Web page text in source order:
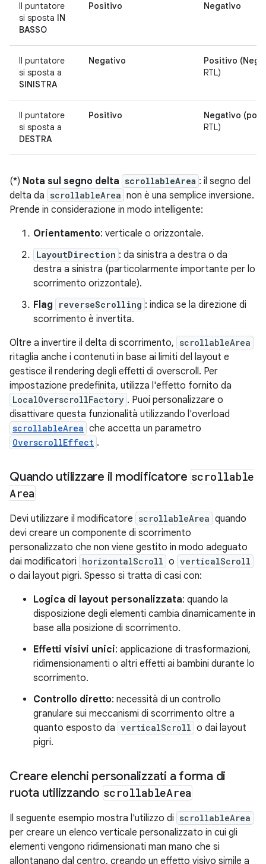
Il puntatore
si sposta IN
BASSO
Positivo Negativo
Il puntatore
si sposta a
SINISTRA
Negativo
Positivo
RTL)
Il puntatore
si sposta a
DESTRA
Positivo
Negativo
RTL)
(*) Nota sul segno delta scrollableArea : il segno del
delta da scrollableArea non è una semplice inversione.
Prende in considerazione in modo intelligente:
Orientamento: verticale o orizzontale.
LayoutDirection : da sinistra a destra o da
destra a sinistra (particolarmente importante per lo
scorrimento orizzontale).
Flag
reverseScrolling : indica se la direzione di
scorrimento è invertita.
Oltre a invertire il delta di scorrimento, scrollableArea
ritaglia anche i contenuti in base ai limiti del layout e
gestisce il rendering degli effetti di overscroll. Per
impostazione predefinita, utilizza l'effetto fornito da
LocalOverscrollFactory . Puoi personalizzare o
disattivare questa funzionalità utilizzando l'overload
scrollableArea che accetta un parametro
OverscrollEffect .
Quando utilizzare il modificatore scrollable
Area
Devi utilizzare il modificatore scrollableArea quando
devi creare un componente di scorrimento
personalizzato che non viene gestito in modo adeguato
dai modificatori horizontalScroll o verticalScroll
o dai layout pigri. Spesso si tratta di casi con:
Logica di layout personalizzata: quando la
disposizione degli elementi cambia dinamicamente in
base alla posizione di scorrimento.
Effetti visivi unici: applicazione di trasformazioni,
ridimensionamenti o altri effetti ai bambini durante lo
scorrimento.
Controllo diretto: necessità di un controllo
granulare sui meccanismi di scorrimento oltre a
quanto esposto da verticalScroll o dai layout
pigri.
Creare elenchi personalizzati a forma di
ruota utilizzando scrollableArea
Il seguente esempio mostra l'utilizzo di scrollableArea
per creare un elenco verticale personalizzato in cui gli
elementi vengono ridimensionati man mano che si
allontanano dal centro, creando un effetto visivo simile a